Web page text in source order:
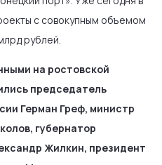
с совокупным объемом
рублей.
на ростовской
председатель
Герман Греф, министр
губернатор
Жилкин, президент